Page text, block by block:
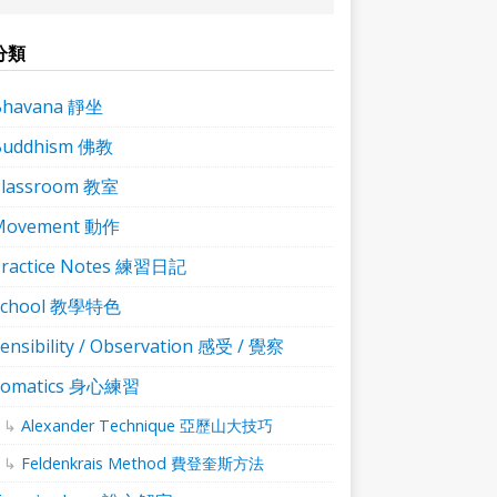
類
靜坐
佛教
教室
動作
Notes 練習日記
教學特色
/ Observation 感受 / 覺察
身心練習
Alexander Technique 亞歷山大技巧
Feldenkrais Method 費登奎斯方法